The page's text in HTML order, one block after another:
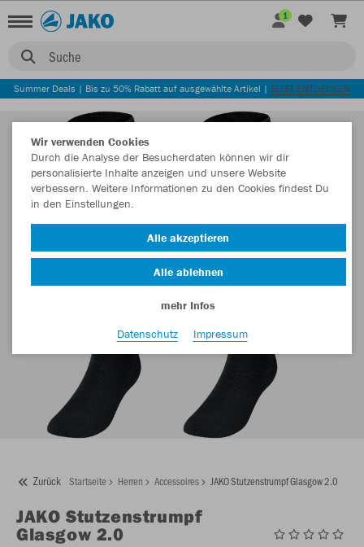
Suche
1
Summer Deals | Bis zu 50% Rabatt auf ausgewählte Artikel | JETZT ENTDECKEN
Zurück Startseite Herren Accessoires JAKO Stutzenstrumpf Glasgow 2.0
JAKO Stutzenstrumpf
Glasgow 2.0
Wir verwenden Cookies
Durch die Analyse der Besucherdaten können wir dir
personalisierte Inhalte anzeigen und unsere Website
verbessern. Weitere Informationen zu den Cookies findest Du
in den Einstellungen.
Alle akzeptieren
Alle ablehnen
mehr Infos
Datenschutz
Impressum